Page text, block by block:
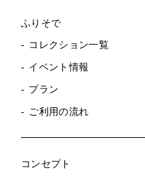
ふりそで
コレクション一覧
イベント情報
プラン
ご利用の流れ
コンセプト